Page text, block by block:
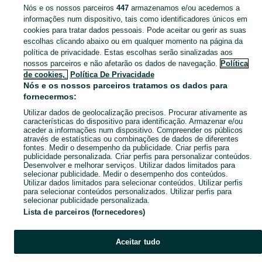
Não encontrámos aquilo que procuras…
Página principal Imóveis Quartos para arrendar
Quartos para
Mensal
Quartos para Arrendamento Mensal - Setúbal
Arrendamento Mensal - Alcochete
CATEGORIA
Navegue pelos últimos anúncios de Quartos para Arrendamento Mensal em Alcochete no OLX Portugal. Compre e venda produtos locais com facilidade e segurança. Mostrar
Mapa do site
Mapa das freguesias
Mapa de mini-sites
Nós e os nossos parceiros 447armazenamos e/ou acedemos a
informações num dispositivo, tais como identificadores únicos em
cookies para tratar dados pessoais. Pode aceitar ou gerir as suas
escolhas clicando abaixo ou em qualquer momento na página da
política de privacidade. Estas escolhas serão sinalizadas aos
nossos parceiros e não afetarão os dados de navegação. Política
de cookies,
Política De Privacidade
Nós e os nossos parceiros tratamos os dados para
fornecermos:
Utilizar dados de geolocalização precisos. Procurar ativamente as
características do dispositivo para identificação. Armazenar e/ou
aceder a informações num dispositivo. Compreender os públicos
através de estatísticas ou combinações de dados de diferentes
fontes. Medir o desempenho da publicidade. Criar perfis para
publicidade personalizada. Criar perfis para personalizar conteúdos.
Desenvolver e melhorar serviços. Utilizar dados limitados para
selecionar publicidade. Medir o desempenho dos conteúdos.
Utilizar dados limitados para selecionar conteúdos. Utilizar perfis
para selecionar conteúdos personalizados. Utilizar perfis para
selecionar publicidade personalizada.
Lista de parceiros (fornecedores)
Aceitar tudo